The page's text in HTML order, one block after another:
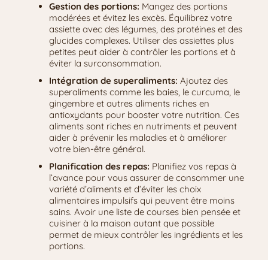
Gestion des portions: Mangez des portions
modérées et évitez les excès. Équilibrez votre
assiette avec des légumes, des protéines et des
glucides complexes. Utiliser des assiettes plus
petites peut aider à contrôler les portions et à
éviter la surconsommation.
Intégration de superaliments: Ajoutez des
superaliments comme les baies, le curcuma, le
gingembre et autres aliments riches en
antioxydants pour booster votre nutrition. Ces
aliments sont riches en nutriments et peuvent
aider à prévenir les maladies et à améliorer
votre bien-être général.
Planification des repas: Planifiez vos repas à
l’avance pour vous assurer de consommer une
variété d’aliments et d’éviter les choix
alimentaires impulsifs qui peuvent être moins
sains. Avoir une liste de courses bien pensée et
cuisiner à la maison autant que possible
permet de mieux contrôler les ingrédients et les
portions.